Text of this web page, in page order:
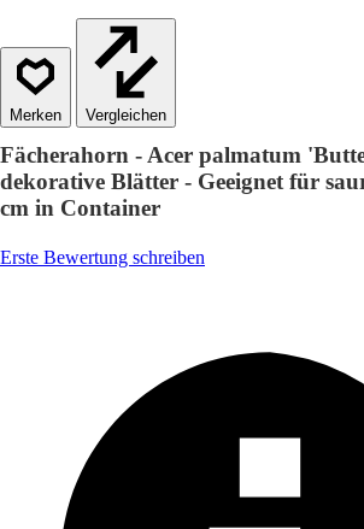
Vergleichen
Fächerahorn - Acer palmatum
dekorative Blätter - Geeignet für
cm in Container
Erste Bewertung schreiben